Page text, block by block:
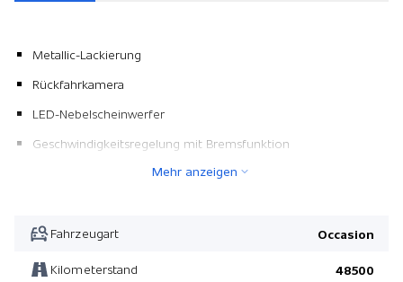
Metallic-Lackierung
Rückfahrkamera
LED-Nebelscheinwerfer
Geschwindigkeitsregelung mit Bremsfunktion
Navigationssystem
Sitzheizung vorne
Mehr anzeigen
Fahrzeugart Occasion
Kilometerstand 48500